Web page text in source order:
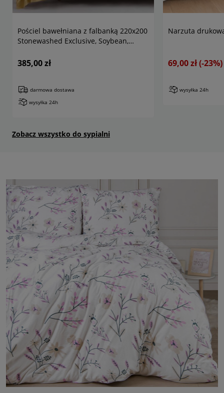
Pościel bawełniana z falbanką 220x200
Stonewashed Exclusive, Soybean,
385,00 zł
darmowa dostawa
wysyłka 24h
Narzuta
69,00 zł(-23%)
wysyłka 24h
Zobacz wszystko do sypialni